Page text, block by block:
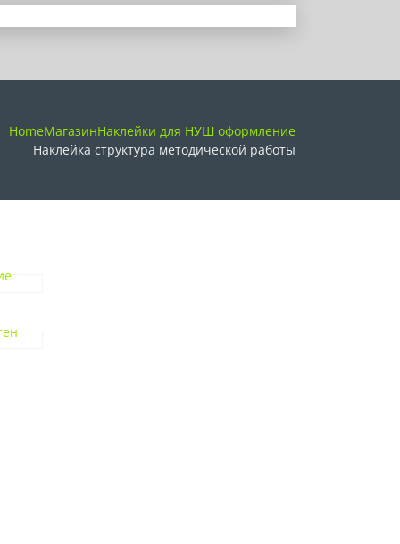
HomeМагазинНаклейки для НУШ оформление
Наклейка структура методической работы